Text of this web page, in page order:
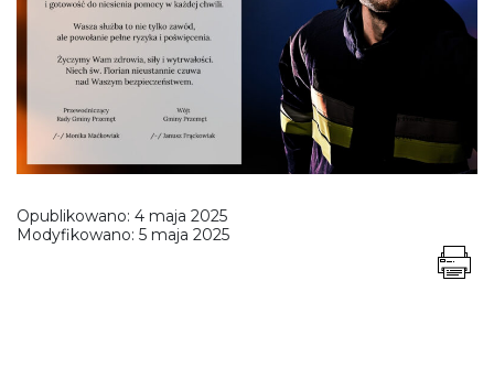
Opublikowano: 4 maja 2025
Modyfikowano: 5 maja 2025